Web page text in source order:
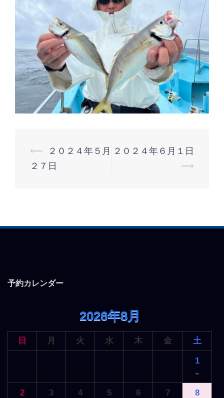
投
稿
ー
⟵
２０２４年５月
２７日
２０２４年６月１日
⟶
予約カレンダー
2026年8月
日 月 火 水 木 金 土
1
－
2 3 4 5 6 7 8